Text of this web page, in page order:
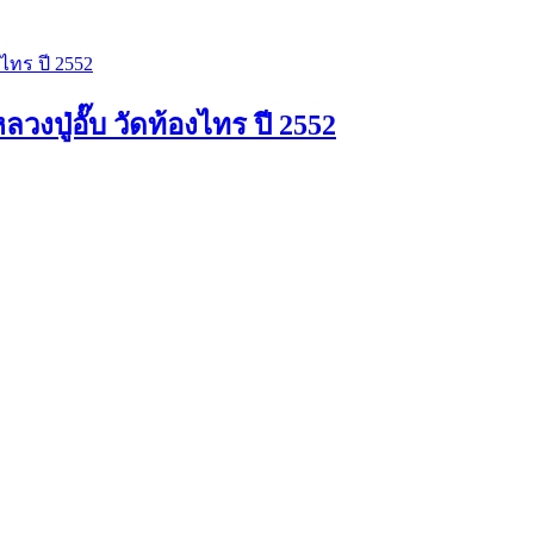
งปู่อั๊บ วัดท้องไทร ปี 2552